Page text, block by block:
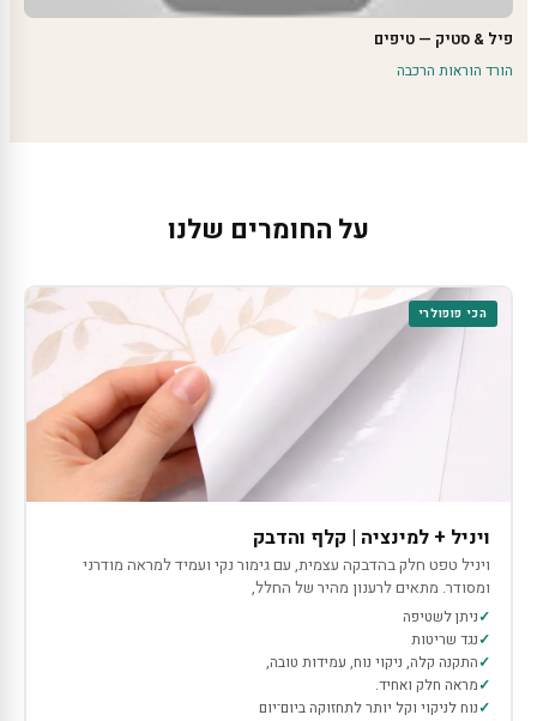
פיל & סטיק — טיפים
הורד הוראות הרכבה
על החומרים שלנו
הכי פופולרי
ויניל + למינציה | קלף והדבק
ויניל טפט חלק בהדבקה עצמית, עם גימור נקי ועמיד למראה מודרני
ומסודר. מתאים לרענון מהיר של החלל,
ניתן לשטיפה
נגד שריטות
התקנה קלה, ניקוי נוח, עמידות טובה,
מראה חלק ואחיד.
נוח לניקוי וקל יותר לתחזוקה ביום־יום